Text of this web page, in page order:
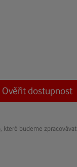
Ověřit dostupnost
které budeme zpracovávat